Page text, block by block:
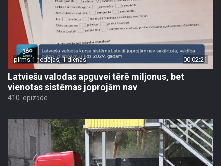
pirms 1 nedēļas, 1 dienas 00:02:21
Latviešu valodas apguvei tērē miljonus, bet
vienotas sistēmas joprojām nav
410. epizode